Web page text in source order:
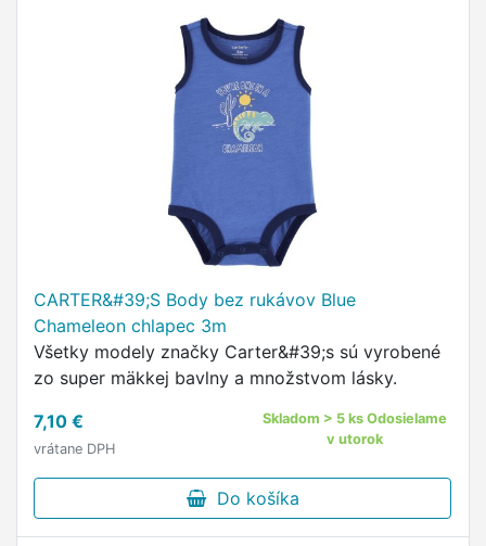
CARTER&#39;S Body bez rukávov Blue
Chameleon chlapec 3m
Všetky modely značky Carter&#39;s sú vyrobené
zo super mäkkej bavlny a množstvom lásky.
7,10 €
vrátane DPH
Skladom > 5 ks Odosielame
v utorok
Do košíka